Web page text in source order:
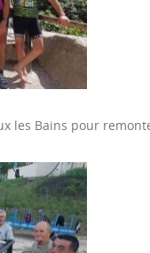
les Bains pour